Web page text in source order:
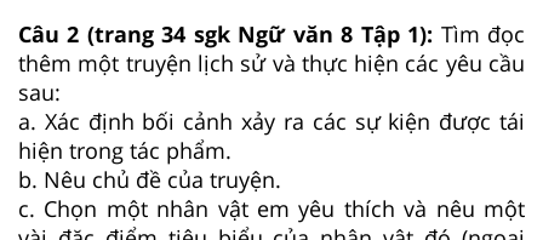
Câu 2 (trang 34 sgk Ngữ văn 8 Tập 1): Tìm đọc
thêm một truyện lịch sử và thực hiện các yêu cầu
sau:
a. Xác định bối cảnh xảy ra các sự kiện được tái
hiện trong tác phẩm.
b. Nêu chủ đề của truyện.
c. Chọn một nhân vật em yêu thích và nêu một